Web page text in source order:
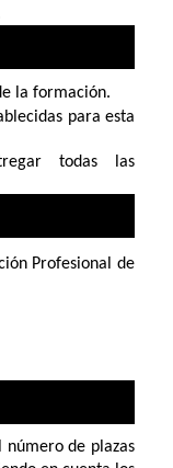
la formación.
para esta
todas las
Profesional de
número de plazas